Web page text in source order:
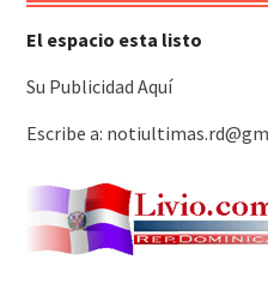
El espacio esta listo
Su Publicidad Aquí
Escribe a: